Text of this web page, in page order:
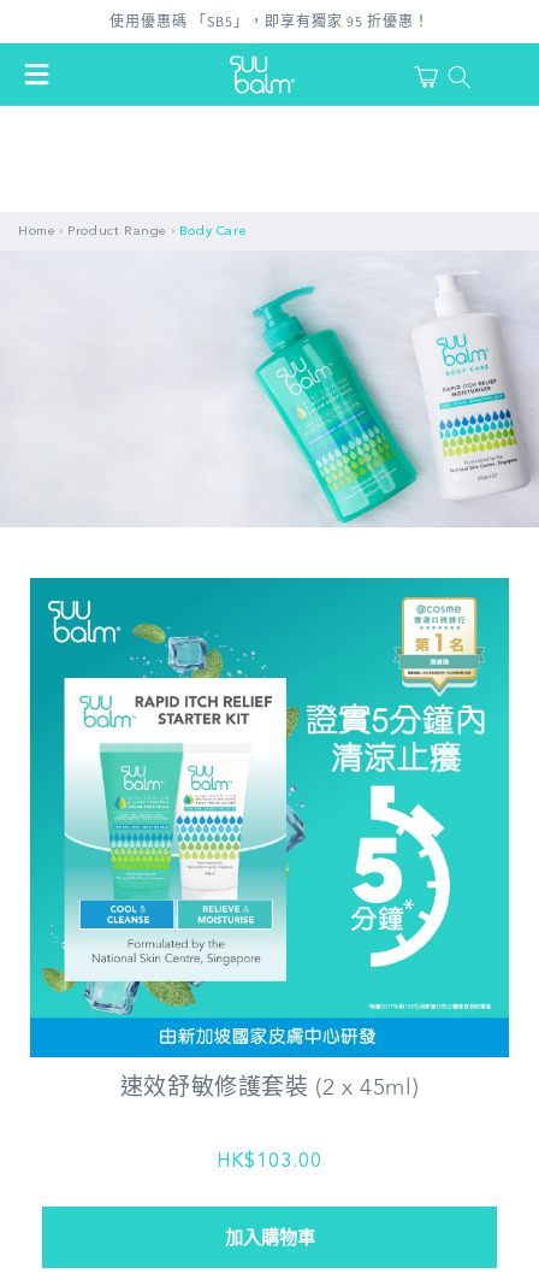
容
使用優惠碼 「SB5」，即享有獨家 95 折優惠！
購
物
車
Home › Product Range › Body Care
速效舒敏修護套裝 (2 x 45ml)
HK$103.00